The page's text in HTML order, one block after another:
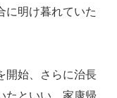
に明け暮れていた
開始、さらに治長